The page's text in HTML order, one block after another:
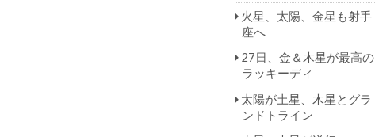
火星、太陽、金星も射手
座へ
27日、金＆木星が最高の
ラッキーディ
太陽が土星、木星とグラ
ンドトライン